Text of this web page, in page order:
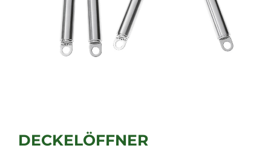
DECKELÖFFNER